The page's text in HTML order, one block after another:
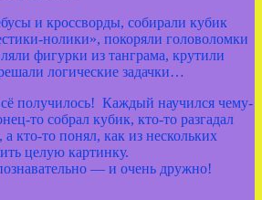
и кроссворды, собирали кубик
покоряли головоломки
фигурки из танграма, крутили
логические задачки…
получилось! Каждый научился чему-
то собрал кубик, кто-то разгадал
кто-то понял, как из нескольких
целую картинку.
— и очень дружно!